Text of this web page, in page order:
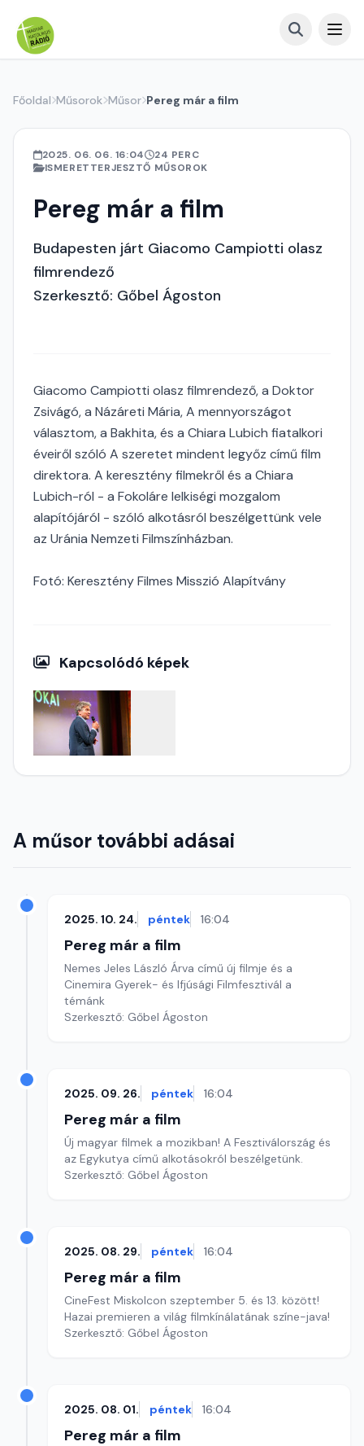
Főoldal Műsorok Műsor Pereg már a film
2025. 06. 06. 16:04
24 PERC
ISMERETTERJESZTŐ MŰSOROK
Pereg már a film
Budapesten járt Giacomo Campiotti olasz
filmrendező
Szerkesztő: Gőbel Ágoston
Giacomo Campiotti olasz filmrendező, a Doktor
Zsivágó, a Názáreti Mária, A mennyországot
választom, a Bakhita, és a Chiara Lubich fiatalkori
éveiről szóló A szeretet mindent legyőz című film
direktora. A keresztény filmekről és a Chiara
Lubich-ról - a Fokoláre lelkiségi mozgalom
alapítójáról - szóló alkotásról beszélgettünk vele
az Uránia Nemzeti Filmszínházban.
Fotó: Keresztény Filmes Misszió Alapítvány
Kapcsolódó képek
A műsor további adásai
2025. 10. 24. péntek 16:04
Pereg már a film
Nemes Jeles László Árva című új filmje és a
Cinemira Gyerek- és Ifjúsági Filmfesztivál a
témánk
Szerkesztő: Gőbel Ágoston
2025. 09. 26. péntek 16:04
Pereg már a film
Új magyar filmek a mozikban! A Fesztiválország és
az Egykutya című alkotásokról beszélgetünk.
Szerkesztő: Gőbel Ágoston
2025. 08. 29. péntek 16:04
Pereg már a film
CineFest Miskolcon szeptember 5. és 13. között!
Hazai premieren a világ filmkínálatának színe-java!
Szerkesztő: Gőbel Ágoston
2025. 08. 01. péntek 16:04
Pereg már a film